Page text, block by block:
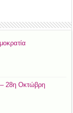
– 28η Οκτώβρη